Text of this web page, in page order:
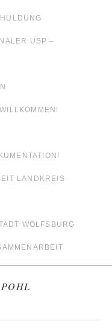
USP –
WILLKOMMEN!
LANDKREIS
WOLFSBURG